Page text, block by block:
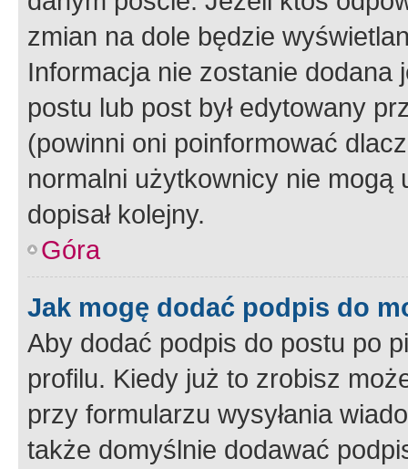
zmian na dole będzie
Informacja nie zostanie dodana
postu lub post był edytowany
(powinni oni poinformować
normalni użytkownicy nie
dopisał kolejny.
Góra
Jak mogę dodać podpis do
Aby dodać podpis do postu po
profilu. Kiedy już to zrobisz
przy formularzu wysyłania
także domyślnie dodawać